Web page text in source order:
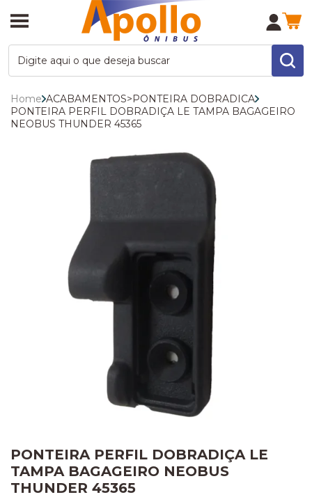
Home ACABAMENTOS>PONTEIRA DOBRADICA
PONTEIRA PERFIL DOBRADIÇA LE TAMPA BAGAGEIRO
NEOBUS THUNDER 45365
PONTEIRA PERFIL DOBRADIÇA LE
TAMPA BAGAGEIRO NEOBUS
THUNDER 45365